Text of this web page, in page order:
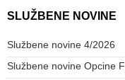
SLUŽBENE NOVINE
Službene novine 4/2026
Službene novine Opcine